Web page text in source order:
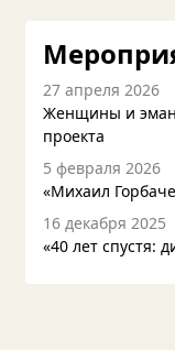
27 апреля 2026
Женщины и
проекта
5 февраля 2026
«Михаил
16 декабря 2025
«40 лет спустя: